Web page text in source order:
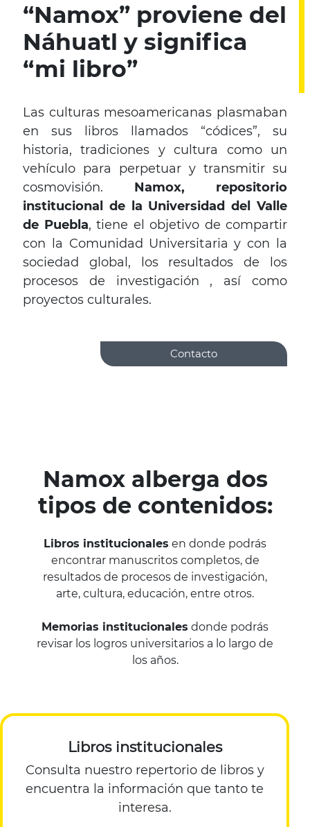
“Namox” proviene del
Náhuatl y significa
“mi libro”
Las culturas mesoamericanas plasmaban
en sus libros llamados “códices”, su
historia, tradiciones y cultura como un
vehículo para perpetuar y transmitir su
cosmovisión. Namox, repositorio
institucional de la Universidad del Valle
de Puebla, tiene el objetivo de compartir
con la Comunidad Universitaria y con la
sociedad global, los resultados de los
procesos de investigación , así como
proyectos culturales.
Contacto
Namox alberga dos
tipos de contenidos:
Libros institucionales en donde podrás
encontrar manuscritos completos, de
resultados de procesos de investigación,
arte, cultura, educación, entre otros.
Memorias institucionales donde podrás
revisar los logros universitarios a lo largo de
los años.
Libros institucionales
Consulta nuestro repertorio de libros y
encuentra la información que tanto te
interesa.